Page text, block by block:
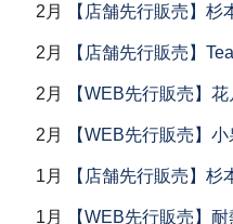
2月 【店舗先行販売】
2月 【店舗先行販売】
2月 【WEB先行販売】
2月 【WEB先行販売】
1月 【店舗先行販売】
1月 【WEB先行販売】